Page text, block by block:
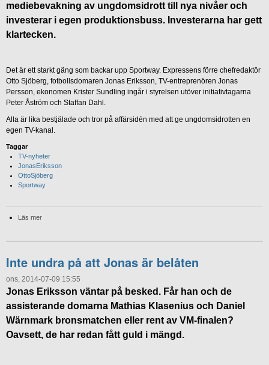
mediebevakning av ungdomsidrott till nya nivåer och
investerar i egen produktionsbuss. Investerarna har gett
klartecken.
Det är ett starkt gäng som backar upp Sportway. Expressens förre chefredaktör
Otto Sjöberg, fotbollsdomaren Jonas Eriksson, TV-entreprenören Jonas
Persson, ekonomen Krister Sundling ingår i styrelsen utöver initiativtagarna
Peter Åström och Staffan Dahl.
Alla är lika bestjälade och tror på affärsidén med att ge ungdomsidrotten en
egen TV-kanal.
Taggar
TV-nyheter
JonasEriksson
OttoSjöberg
Sportway
Läs mer
Inte undra på att Jonas är belåten
ons, 2014-07-09 15:55
Jonas Eriksson väntar på besked. Får han och de
assisterande domarna Mathias Klasenius och Daniel
Wärnmark bronsmatchen eller rent av VM-finalen?
Oavsett, de har redan fått guld i mängd.